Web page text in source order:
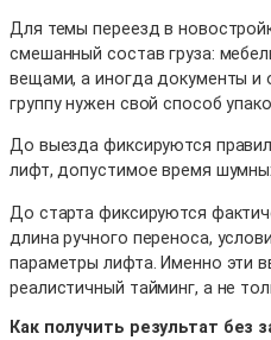
Для темы переезд в
смешанный состав груза:
вещами, а иногда документы
группу нужен свой способ
До выезда фиксируются
лифт, допустимое время
До старта фиксируются
длина ручного переноса,
параметры лифта. Именно эти
реалистичный тайминг, а не
Как получить результат без